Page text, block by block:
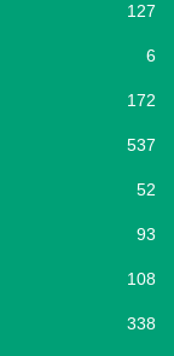
127
6
172
537
52
93
108
338